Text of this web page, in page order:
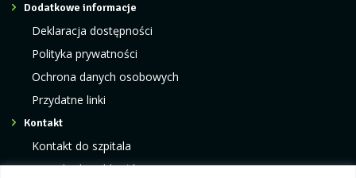
Dodatkowe informacje
Deklaracja dostępności
Polityka prywatności
Ochrona danych osobowych
Przydatne linki
Kontakt
Kontakt do szpitala
Kontakt do oddziałów